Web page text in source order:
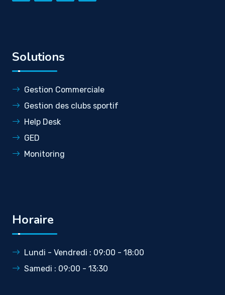
Solutions
Gestion Commerciale
Gestion des clubs sportif
Help Desk
GED
Monitoring
Horaire
Lundi - Vendredi : 09:00 - 18:00
Samedi : 09:00 - 13:30